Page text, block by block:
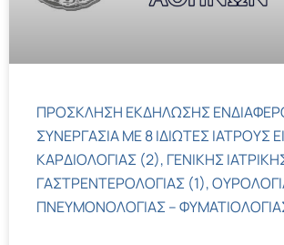
ΠΡΟΣΚΛΗΣΗ ΕΚΔΗΛΩΣΗΣ
ΣΥΝΕΡΓΑΣΙΑ ΜΕ 8 ΙΔΙΩΤΕΣ ΙΑΤΡΟΥΣ
ΚΑΡΔΙΟΛΟΓΙΑΣ (2), ΓΕΝΙΚΗΣ
ΓΑΣΤΡΕΝΤΕΡΟΛΟΓΙΑΣ (1),
ΠΝΕΥΜΟΝΟΛΟΓΙΑΣ –